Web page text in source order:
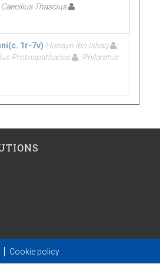
Thascius
1r-7v) Hunayn ibn Ishaq
;
Protospatharius ; Philaretus
Cookie policy